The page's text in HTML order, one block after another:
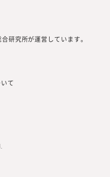
研究所が運営しています。
て